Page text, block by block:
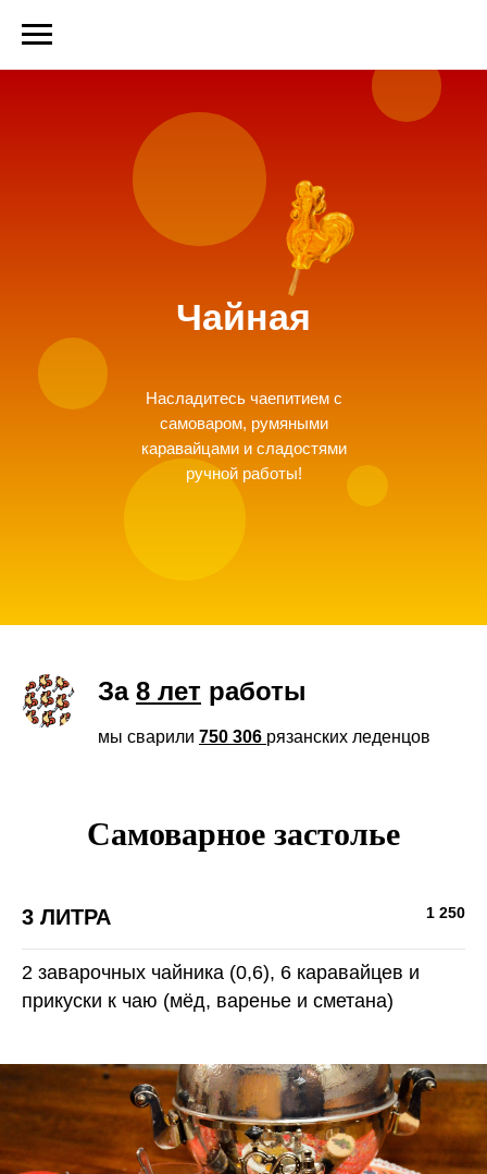
Чайная
Насладитесь чаепитием с
самоваром, румяными
каравайцами и сладостями
ручной работы!
За 8 лет работы
мы сварили 750 306 рязанских леденцов
Самоварное застолье
3 ЛИТРА 1 250
2 заварочных чайника (0,6), 6 каравайцев и
прикуски к чаю (мёд, варенье и сметана)